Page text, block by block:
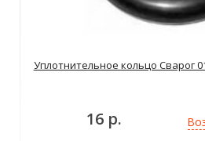
Уплотнительное кольцо Сварог
16 р.